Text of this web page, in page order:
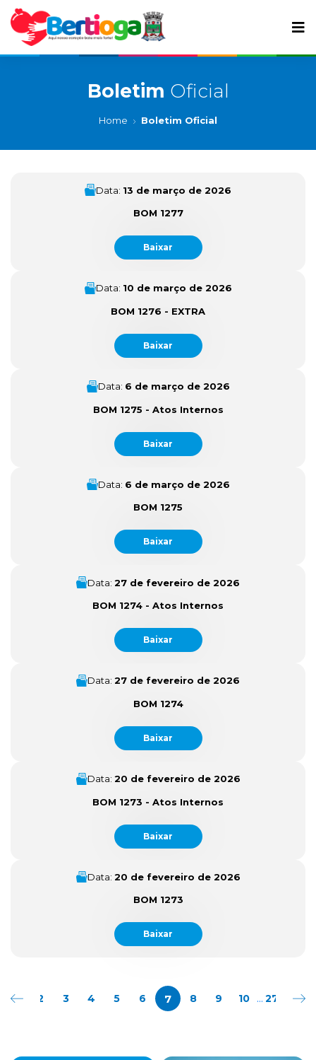
Boletim Oficial
Home Boletim Oficial
Data: 13 de março de 2026
BOM 1277
Baixar
Data: 10 de março de 2026
BOM 1276 - EXTRA
Baixar
Data: 6 de março de 2026
BOM 1275 - Atos Internos
Baixar
Data: 6 de março de 2026
BOM 1275
Baixar
Data: 27 de fevereiro de 2026
BOM 1274 - Atos Internos
Baixar
Data: 27 de fevereiro de 2026
BOM 1274
Baixar
Data: 20 de fevereiro de 2026
BOM 1273 - Atos Internos
Baixar
Data: 20 de fevereiro de 2026
BOM 1273
Baixar
1 2 3 4 5 6 7 8 9 10 ... 279 280